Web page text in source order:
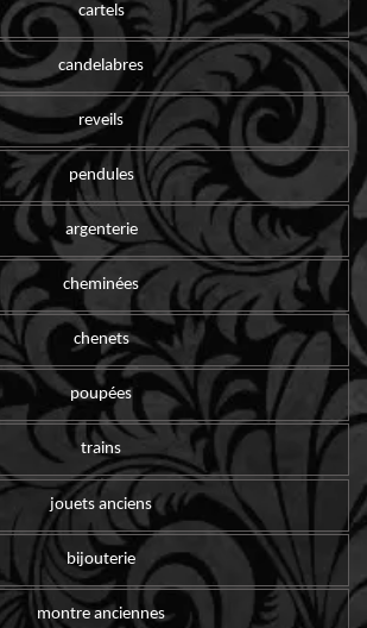
cartels
candelabres
reveils
pendules
argenterie
cheminées
chenets
poupées
trains
jouets anciens
bijouterie
montre anciennes